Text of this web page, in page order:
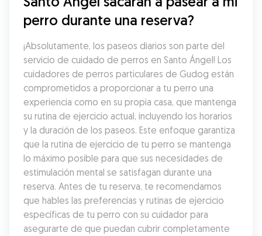
perro durante una reserva?
¡Absolutamente, los paseos diarios son parte del
servicio de cuidado de perros en Santo Ángel! Los
cuidadores de perros particulares de Gudog están
comprometidos a proporcionar a tu perro una
experiencia como en su propia casa, que mantenga
su rutina de ejercicio actual, incluyendo los horarios
y la duración de los paseos. Este enfoque garantiza
que la rutina de ejercicio de tu perro se mantenga
lo máximo posible para que sus necesidades de
estimulación mental se satisfagan durante una
reserva. Antes de tu reserva, te recomendamos
que hables las preferencias y rutinas de ejercicio
específicas de tu perro con su cuidador para
asegurarte de que puedan cubrir completamente